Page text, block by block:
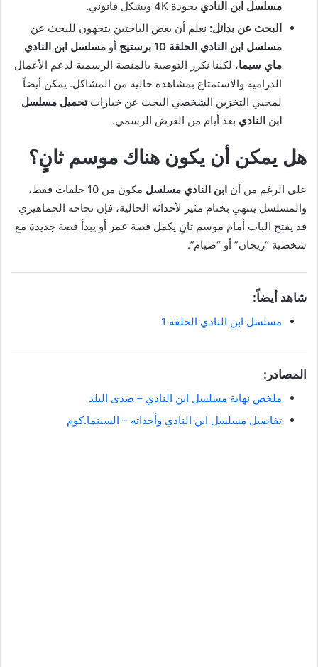
مسلسل ابن النادي بجودة 4K وبشكل قانوني.
البحث عن بدائل: نعلم أن بعض الباحثين يتجهون للبحث عن
مسلسل ابن النادي الحلقة 10 برستيج
أو مسلسل ابن النادي
ماي سيما، لكننا نكرر التوصية بالمنصة الرسمية لدعم الأعمال
الدرامية والاستمتاع بمشاهدة خالية من المشاكل. يمكن أيضاً
لمحبي التخزين الشخصي البحث عن خياراتتحميل مسلسل
ابن النادي بعد أيام من العرض الرسمي.
هل يمكن أن يكون هناك موسم ثانٍ؟
على الرغم من أن ابن النادي مسلسل
مكون من 10 حلقات فقط،
والمسلسل ينتهي بختام مثير لأحداثه الحالية، فإن نجاحه الجماهيري
قد يفتح الباب أمام موسم ثانٍ يكمل قصة عمر أو يبدأ قصة جديدة مع
شخصية “ريجان” أو “صيام”.
شاهد أيضاً:
مسلسل ابن النادي الحلقة 1
المصادر:
ملخص نهاية مسلسل ابن النادي – صدى البلد
تفاصيل مسلسل ابن النادي وأحداثه – السينما.كوم